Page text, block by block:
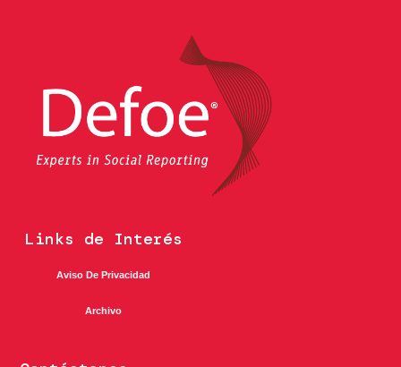
Links de Interés
Aviso De Privacidad
Archivo